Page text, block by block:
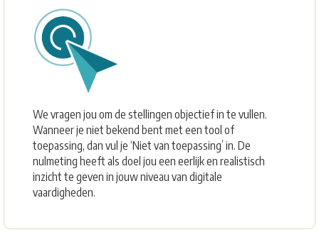
We vragen jou om de stellingen objectief in te vullen.
Wanneer je niet bekend bent met een tool of
toepassing, dan vul je ‘Niet van toepassing’ in. De
nulmeting heeft als doel jou een eerlijk en realistisch
inzicht te geven in jouw niveau van digitale
vaardigheden.